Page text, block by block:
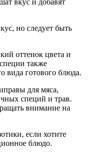
но следует быть
оттенок цвета и
также
вида готового блюда.
для мяса,
специй и трав.
внимание на
если хотите
блюдо.